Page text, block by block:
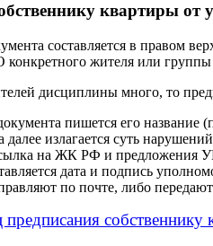
квартиры
составляется в правом
жителя или
дисциплины много, то
пишется его название
далее излагается суть
на ЖК РФ и предложения
дата и подпись
по почте, либо
предписания